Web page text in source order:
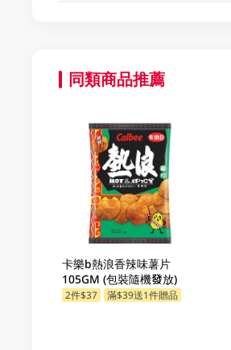
同類商品推薦
卡樂b熱浪香辣味薯片
105GM (包裝隨機發放)
2件$37 滿$39送1件贈品